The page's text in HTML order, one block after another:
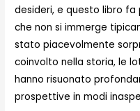
desideri, e questo libro fa
che non si immerge
stato piacevolmente
coinvolto nella storia, le
hanno risuonato
prospettive in modi